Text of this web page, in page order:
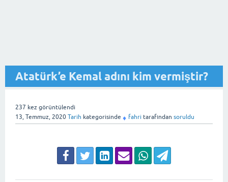
Atatürk’e Kemal adını kim vermiştir?
237 kez görüntülendi
13, Temmuz, 2020 Tarih kategorisinde ♦ fahri tarafından soruldu